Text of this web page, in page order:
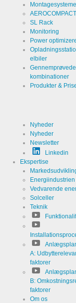
AEROCOMPACT
SL Rack
Monitoring
Power
elbiler
Gennemprøvede
kombinationer
Produkter &
Nyheder
Nyheder
Newsletter
Linkedin
Ekspertise
Energiindustrien
Vedvarende
Solceller
Teknik
A:
faktorer
B:
faktorer
Om os
Navn
Udløb
Cookies,
Udbyder
Formål
Navn
Udløb
Cookies,
Service